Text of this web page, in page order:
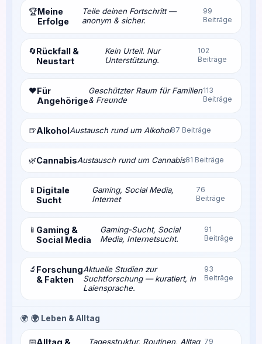
🏆Meine
Erfolge
Teile deinen Fortschritt —
anonym & sicher.
99
Beiträge
🔄Rückfall &
Neustart
Kein Urteil. Nur
Unterstützung.
102
Beiträge
❤️Für
Angehörige
Geschützter Raum für Familien
& Freunde
113
Beiträge
🍺AlkoholAustausch rund um Alkohol87 Beiträge
🌿CannabisAustausch rund um Cannabis81 Beiträge
📱 Digitale
Sucht
Gaming, Social Media,
Internet
76
Beiträge
📱 Gaming &
Social Media
Gaming-Sucht, Social
Media, Internetsucht.
91
Beiträge
🔬 Forschung
& Fakten
Aktuelle Studien zur
Suchtforschung — kuratiert, in
Laiensprache.
93
Beiträge
🌍 🌍 Leben & Alltag
📅Alltag &
Tagesstruktur, Routinen, Alltag 79